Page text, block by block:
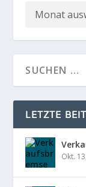
LETZTE
Okt.